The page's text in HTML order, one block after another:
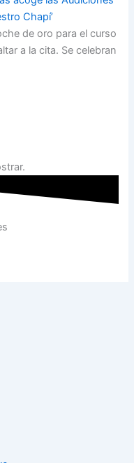
Chapí’
de oro para el curso
a la cita. Se celebran